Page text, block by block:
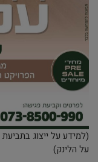
(למידע על ייצוג בתביעת
על הלינק)